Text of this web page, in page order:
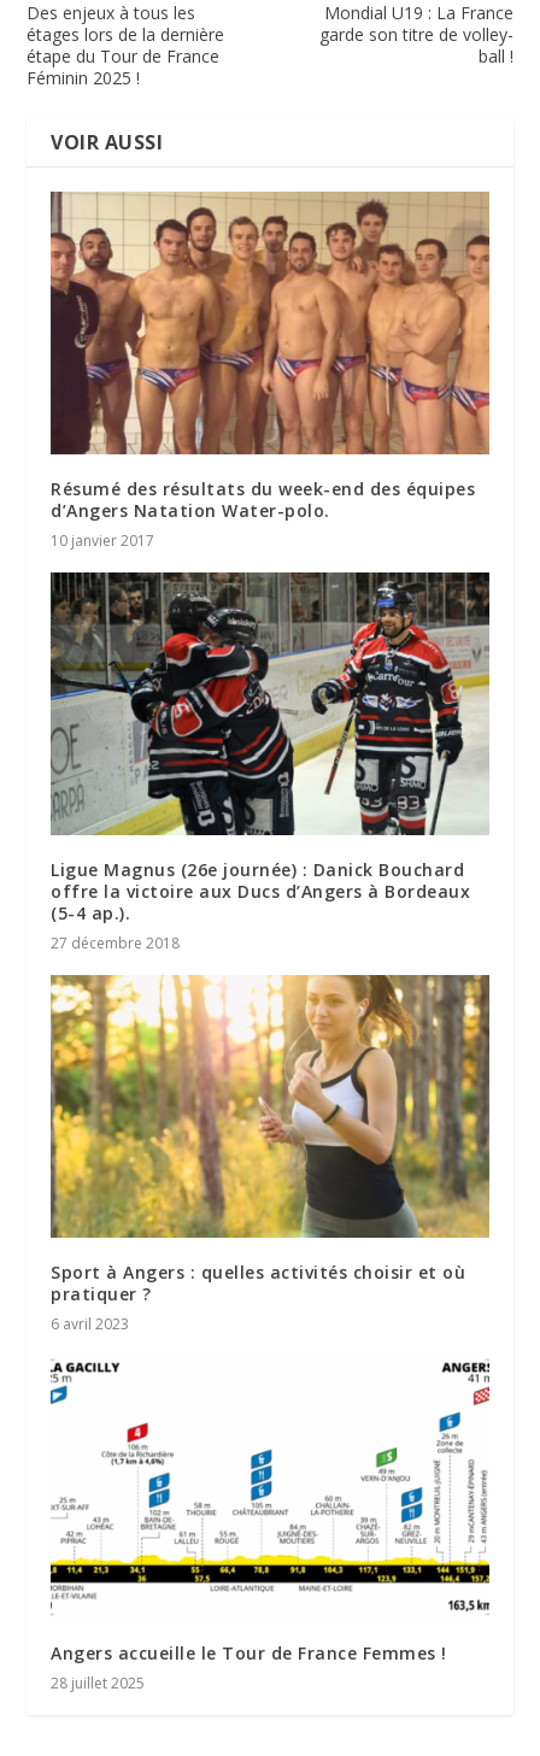
Des enjeux à tous les
étages lors de la dernière
étape du Tour de France
Féminin 2025 !
Mondial U19 : La France
garde son titre de volley-
ball !
VOIR AUSSI
Résumé des résultats du week-end des équipes
d’Angers Natation Water-polo.
10 janvier 2017
Ligue Magnus (26e journée) : Danick Bouchard
offre la victoire aux Ducs d’Angers à Bordeaux
(5-4 ap.).
27 décembre 2018
Sport à Angers : quelles activités choisir et où
pratiquer ?
6 avril 2023
Angers accueille le Tour de France Femmes !
28 juillet 2025